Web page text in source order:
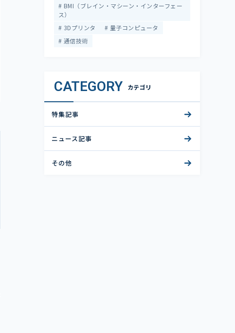
BMI（ブレイン・マシーン・インターフェー
ス）
3Dプリンタ
量子コンピュータ
通信技術
CATEGORY カテゴリ
特集記事
ニュース記事
その他